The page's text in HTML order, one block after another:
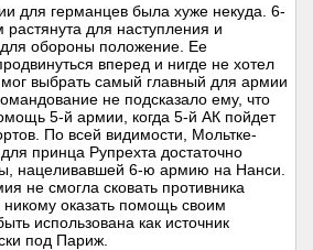
для германцев была хуже некуда. 6-
для наступления и
обороны положение. Ее
вперед и нигде не хотел
выбрать самый главный для армии
не подсказало ему, что
5-й армии, когда 5-й АК пойдет
По всей видимости, Мольтке-
принца Рупрехта достаточно
нацеливавшей 6-ю армию на Нанси.
не смогла сковать противника
оказать помощь своим
использована как источник
под Париж.